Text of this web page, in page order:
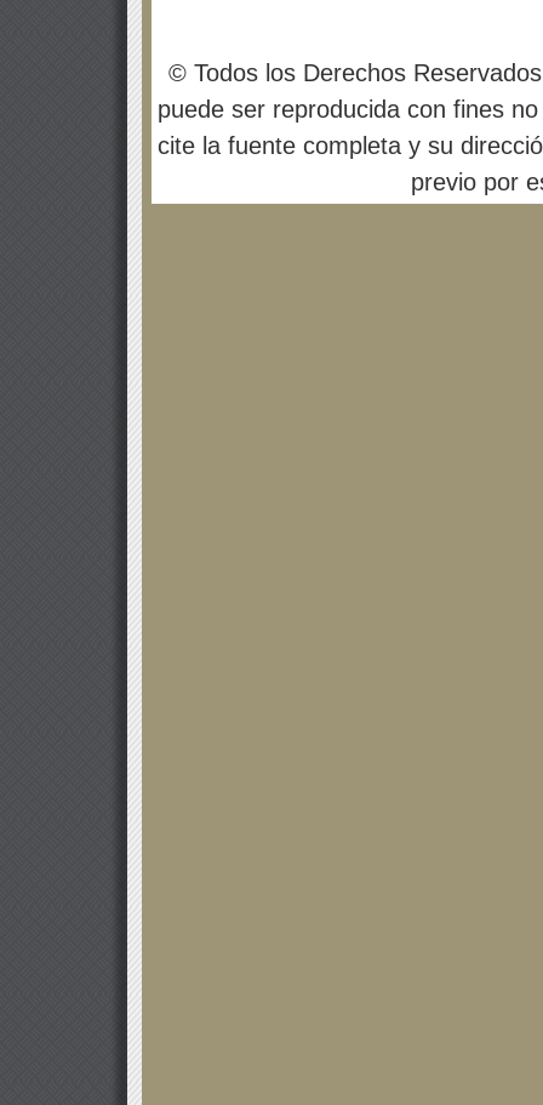
© Todos los Derechos
puede ser reproducida con fines
cite la fuente completa y su
previo por